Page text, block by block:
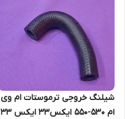
شیلنگ خروجی ترموستات ام وی
ام 530-550 ایکس33 ایکس 33